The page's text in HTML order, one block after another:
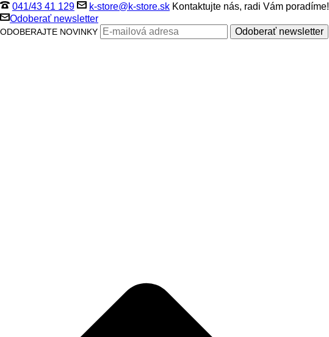
041/43 41 129 k-store@k-store.sk Kontaktujte nás, radi Vám poradíme!
Odoberať newsletter
ODOBERAJTE NOVINKY